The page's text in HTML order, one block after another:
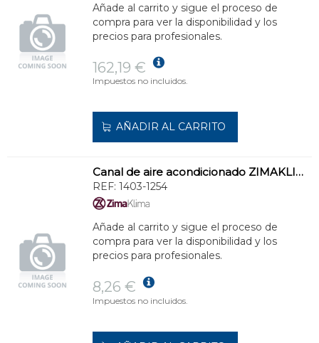
Añade al carrito y sigue el proceso de
compra para ver la disponibilidad y los
precios para profesionales.
162,19 €
Impuestos no incluidos.
AÑADIR AL CARRITO
Canal de aire acondicionado ZIMAKLIMA 1403-1254 mediana para instalaciones comerciales
REF: 1403-1254
Añade al carrito y sigue el proceso de
compra para ver la disponibilidad y los
precios para profesionales.
8,26 €
Impuestos no incluidos.